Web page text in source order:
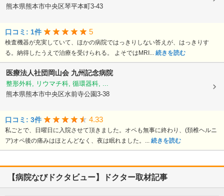
熊本県熊本市中央区琴平本町3-43
口コミ: 1件 5
検査機器が充実していて、ほかの病院ではっきりしない答えが、はっきりす
る。納得したうえで治療を受けられる。 よそではMRI... 続きを読む
医療法人社団岡山会 九州記念病院
整形外科, リウマチ科, 循環器科, ...
熊本県熊本市中央区水前寺公園3-38
口コミ: 3件 4.33
私ごとで、日曜日に入院させて頂きました。オペも無事に終わり、(頚椎ヘルニ
ア)オペ後の痛みはほとんどなく、夜は眠れました。... 続きを読む
【病院なびドクタビュー】ドクター取材記事